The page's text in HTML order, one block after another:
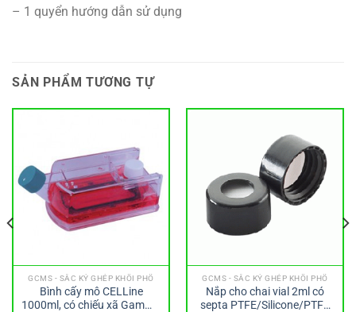
– 1 quyển hướng dẫn sử dụng
SẢN PHẨM TƯƠNG TỰ
GCMS - SẮC KÝ GHÉP KHỐI PHỔ
Bình cấy mô CELLine
1000ml, có chiếu xã Gamma
GCMS - SẮC KÝ GHÉP KHỐI PHỔ
Nắp cho chai vial 2ml có
septa PTFE/Silicone/PTFE